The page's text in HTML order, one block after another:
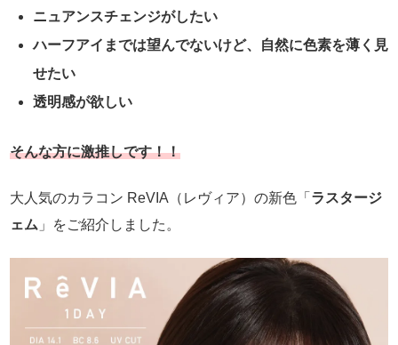
ニュアンスチェンジがしたい
ハーフアイまでは望んでないけど、自然に色素を薄く見
せたい
透明感が欲しい
そんな方に激推しです！！
大人気のカラコン ReVIA（レヴィア）の新色「 ラスタージ
ェム 」をご紹介しました。